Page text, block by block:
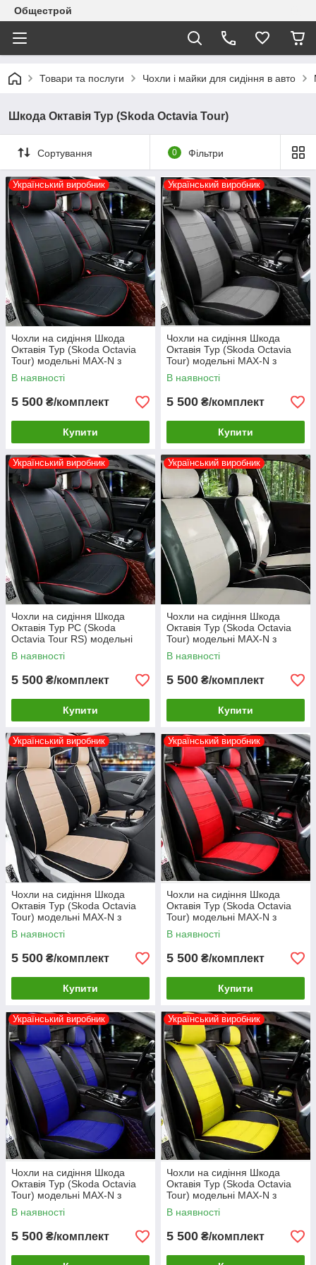
Общестрой
Товари та послуги Чохли і майки для сидіння в авто
Шкода Октавія Тур (Skoda Octavia Tour)
Сортування 0 Фільтри
Український виробник
Чохли на сидіння Шкода
Октавія Тур (Skoda Octavia
Tour) модельні MAX-N з
екошкіри
В наявності
5 500 ₴/комплект
Купити
Український виробник
Чохли на сидіння Шкода
Октавія Тур (Skoda Octavia
Tour) модельні MAX-N з
екошкіри Чорно-сірий, графіт
В наявності
5 500 ₴/комплект
Купити
Український виробник
Чохли на сидіння Шкода
Октавія Тур РС (Skoda
Octavia Tour RS) модельні
MAX-N з екошкіри
В наявності
5 500 ₴/комплект
Купити
Український виробник
Чохли на сидіння Шкода
Октавія Тур (Skoda Octavia
Tour) модельні MAX-N з
екошкіри Чорно-білий
В наявності
5 500 ₴/комплект
Купити
Український виробник
Чохли на сидіння Шкода
Октавія Тур (Skoda Octavia
Tour) модельні MAX-N з
екошкіри Чорно-бежевий
В наявності
5 500 ₴/комплект
Купити
Український виробник
Чохли на сидіння Шкода
Октавія Тур (Skoda Octavia
Tour) модельні MAX-N з
екошкіри Чорно-червоний
В наявності
5 500 ₴/комплект
Купити
Український виробник
Чохли на сидіння Шкода
Октавія Тур (Skoda Octavia
Tour) модельні MAX-N з
екошкіри Чорно-синій
В наявності
5 500 ₴/комплект
Український виробник
Чохли на сидіння Шкода
Октавія Тур (Skoda Octavia
Tour) модельні MAX-N з
екошкіри Чорно-жовтий
В наявності
5 500 ₴/комплект